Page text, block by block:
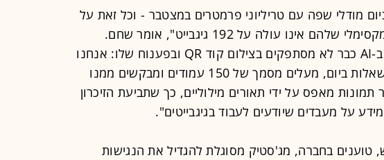
מודלי שפה עם טריליוני פרמטרים במצטבר - וכל זאת על
מעבדים שנפח הזיכרון המקסימלי שלהם אינו עולה על 192 גיגבייט", אומר שחם.
"ביתיים, השימושים שלנו ב-AI כבר לא מסתפקים בצילום קוד QR ובפענוח שלו: אנחנו
שואלים את הצ'ט מספר שאלות ביום, מעלים מסמך של 150 עמודים ומבקשים ממנו
תמונות מאפס על ידי תאורים מילוליים, כך שתביעת הזיכרון
על מעבדים שיודעים לעבוד בגיגבייטים".
טוענים בחברה, מג'סטיק מסוגלת להגדיל את הנגישות